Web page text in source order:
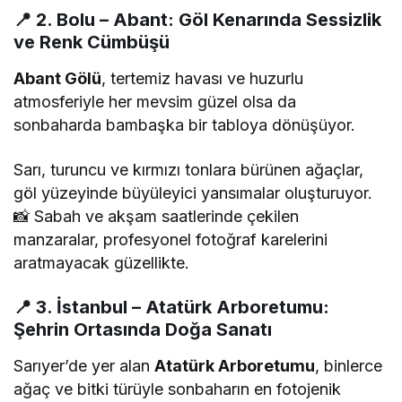
📍 2. Bolu – Abant: Göl Kenarında Sessizlik
ve Renk Cümbüşü
Abant Gölü, tertemiz havası ve huzurlu
atmosferiyle her mevsim güzel olsa da
sonbaharda bambaşka bir tabloya dönüşüyor.
Sarı, turuncu ve kırmızı tonlara bürünen ağaçlar,
göl yüzeyinde büyüleyici yansımalar oluşturuyor.
📸 Sabah ve akşam saatlerinde çekilen
manzaralar, profesyonel fotoğraf karelerini
aratmayacak güzellikte.
📍 3. İstanbul – Atatürk Arboretumu:
Şehrin Ortasında Doğa Sanatı
Sarıyer’de yer alanAtatürk Arboretumu, binlerce
ağaç ve bitki türüyle sonbaharın en fotojenik